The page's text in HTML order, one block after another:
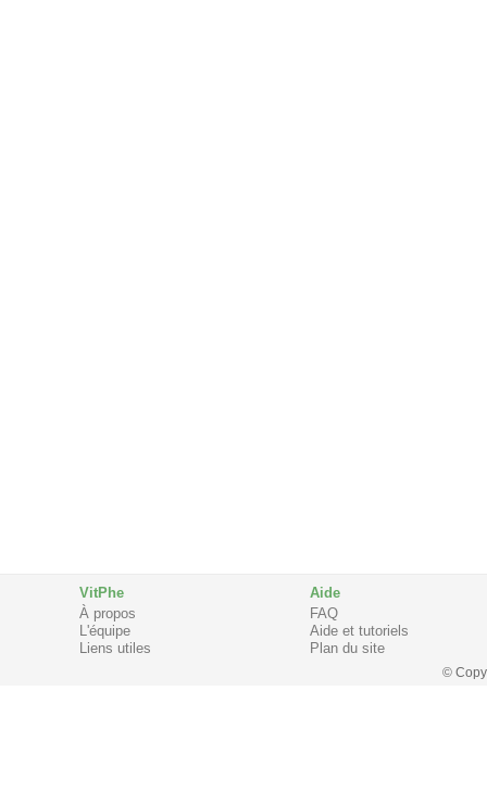
VitPhe
À propos
L'équipe
Liens utiles
Aide
FAQ
Aide et tutoriels
Plan du site
©